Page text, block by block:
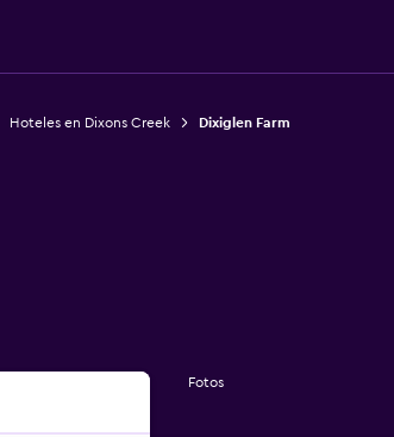
Hoteles en Dixons Creek Dixiglen Farm
Fotos